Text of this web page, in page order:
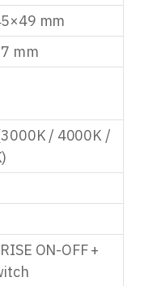
mm
mm
/ 4000K /
ON-OFF +